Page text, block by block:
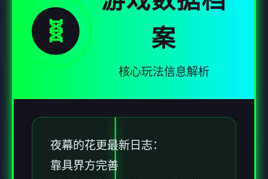
🧬
案
核心玩法信息解析
夜幕的花更最新日志：
靠具界方完善